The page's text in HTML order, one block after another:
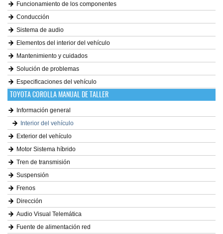
Funcionamiento de los componentes
Conducción
Sistema de audio
Elementos del interior del vehículo
Mantenimiento y cuidados
Solución de problemas
Especificaciones del vehículo
TOYOTA COROLLA MANUAL DE TALLER
Información general
Interior del vehículo
Exterior del vehículo
Motor Sistema híbrido
Tren de transmisión
Suspensión
Frenos
Dirección
Audio Visual Telemática
Fuente de alimentación red